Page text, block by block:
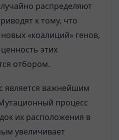
распределяют
к тому, что
«коалиций» генов,
этих
отбором.
является важнейшим
процесс
их расположения в
увеличивает